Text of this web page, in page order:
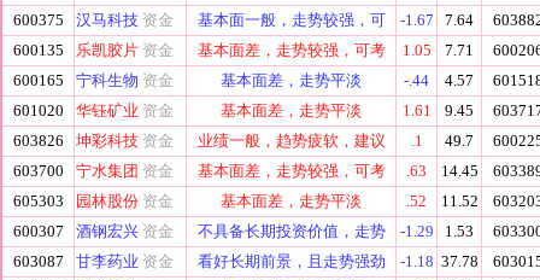
600375
汉马科技 资金 基本面一般，走势较强，可 -1.67 7.64
600135
乐凯胶片 资金 基本面差，走势较强，可考 1.05 7.71
600165
宁科生物 资金 基本面差，走势平淡 -.44 4.57
601020
华钰矿业 资金 基本面差，走势平淡 1.61 9.45
603826
坤彩科技 资金 业绩一般，趋势疲软，建议 .1 49.7
603700
宁水集团 资金 基本面差，走势较强，可考 .63 14.45
605303
园林股份 资金 基本面差，走势平淡 .52 11.52
600307
酒钢宏兴 资金 不具备长期投资价值，走势 -1.29 1.53
603087
甘李药业 资金 看好长期前景，且走势强劲 -1.18 37.78